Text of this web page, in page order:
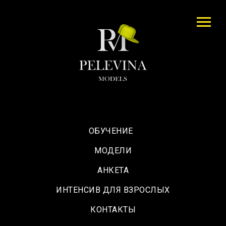
ОБУЧЕНИЕ
МОДЕЛИ
АНКЕТА
ИНТЕНСИВ ДЛЯ ВЗРОСЛЫХ
КОНТАКТЫ